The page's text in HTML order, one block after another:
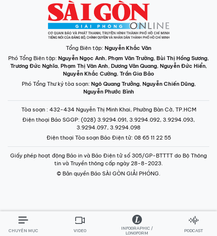
Tổng Biên tập: Nguyễn Khắc Văn
Phó Tổng Biên tập: Nguyễn Ngọc Anh, Phạm Văn Trường, Bùi Thị Hồng Sương,
Trương Đức Nghĩa, Phạm Thị Vân Anh, Dương Văn Quang, Nguyễn Đức Hiển,
Nguyễn Khắc Cường, Trần Gia Bảo
Phó Tổng Thư ký tòa soạn: Ngô Quang Trưởng, Nguyễn Chiến Dũng,
Nguyễn Phước Bình
Tòa soạn : 432-434 Nguyễn Thị Minh Khai, Phường Bàn Cờ, TP.HCM
Điện thoại Báo SGGP: (028) 3.9294.091, 3.9294.092, 3.9294.093,
3.9294.097, 3.9294.098
Điện thoại Tòa soạn Báo Điện tử: 08 65 11 22 55
Giấy phép hoạt động Báo in và Báo Điện tử số 305/GP-BTTTT do Bộ Thông
tin và Truyền thông cấp ngày 28-8-2023.
© Bản quyền Báo SÀI GÒN GIẢI PHÓNG.
CHUYÊN MỤC VIDEO
INFOGRAPHIC /
LONGFORM
PODCAST